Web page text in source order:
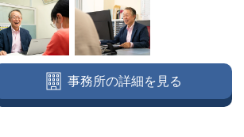
事務所の詳細を見る